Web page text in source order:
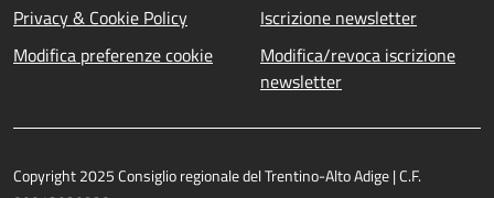
Privacy & Cookie Policy
Modifica preferenze cookie
Iscrizione newsletter
Modifica/revoca iscrizione
newsletter
Copyright 2025 Consiglio regionale del Trentino-Alto Adige | C.F.